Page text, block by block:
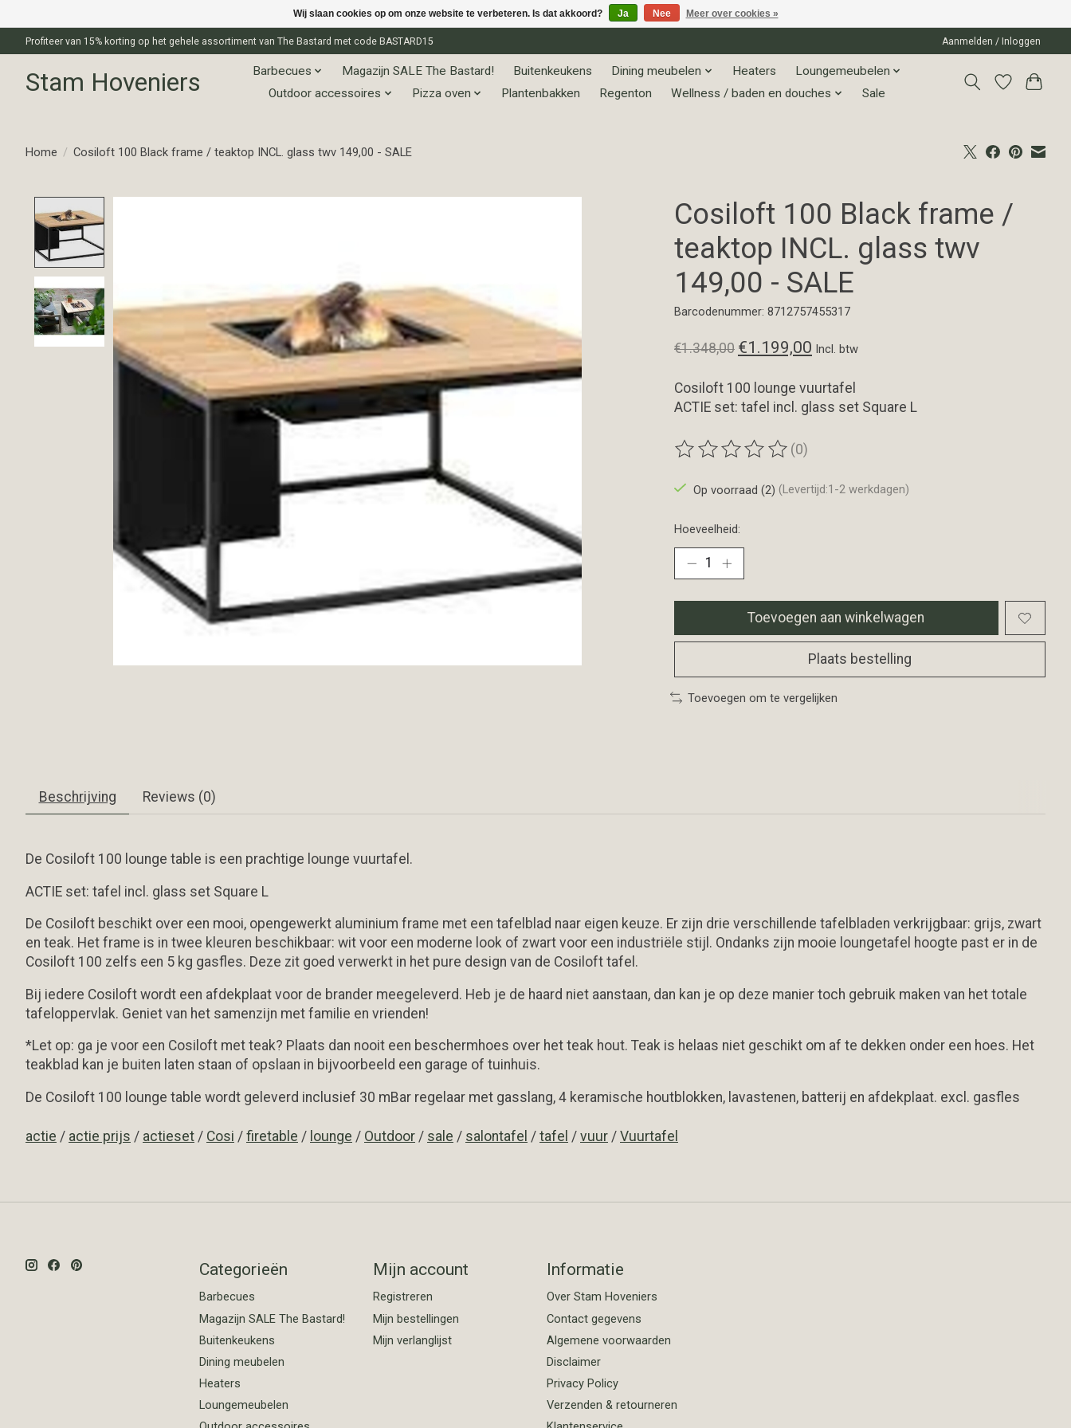
Profiteer van 15% korting op het gehele assortiment van The Bastard met code BASTARD15 Aanmelden / Inloggen
Stam Hoveniers Barbecues Magazijn SALE The Bastard! Buitenkeukens Dining meubelen Heaters
Loungemeubelen
Outdoor accessoires
Pizza oven Plantenbakken Regenton Wellness / baden en douches Sale
Home / Cosiloft 100 Black frame / teaktop INCL. glass twv 149,00 - SALE
Cosiloft 100 Black frame /
teaktop INCL. glass twv
149,00 - SALE
Barcodenummer: 8712757455317
€1.348,00 €1.199,00 Incl. btw
Cosiloft 100 lounge vuurtafel
ACTIE set: tafel incl. glass set Square L
De beoordeling van dit product is
(0)
Op voorraad (2) (Levertijd:1-2 werkdagen)
Hoeveelheid:
Toevoegen aan winkelwagen
Plaats bestelling
Toevoegen om te vergelijken
Beschrijving Reviews (0)
De Cosiloft 100 lounge table is een prachtige lounge vuurtafel.
ACTIE set: tafel incl. glass set Square L
De Cosiloft beschikt over een mooi, opengewerkt aluminium frame met een tafelblad naar eigen keuze. Er zijn drie verschillende tafelbladen verkrijgbaar: grijs, zwart
en teak. Het frame is in twee kleuren beschikbaar: wit voor een moderne look of zwart voor een industriële stijl. Ondanks zijn mooie loungetafel hoogte past er in de
Cosiloft 100 zelfs een 5 kg gasfles. Deze zit goed verwerkt in het pure design van de Cosiloft tafel.
Bij iedere Cosiloft wordt een afdekplaat voor de brander meegeleverd. Heb je de haard niet aanstaan, dan kan je op deze manier toch gebruik maken van het totale
tafeloppervlak. Geniet van het samenzijn met familie en vrienden!
*Let op: ga je voor een Cosiloft met teak? Plaats dan nooit een beschermhoes over het teak hout. Teak is helaas niet geschikt om af te dekken onder een hoes. Het
teakblad kan je buiten laten staan of opslaan in bijvoorbeeld een garage of tuinhuis.
De Cosiloft 100 lounge table wordt geleverd inclusief 30 mBar regelaar met gasslang, 4 keramische houtblokken, lavastenen, batterij en afdekplaat. excl. gasfles
actie / actie prijs / actieset / Cosi / firetable / lounge / Outdoor / sale / salontafel / tafel / vuur / Vuurtafel
Categorieën
Barbecues
Magazijn SALE The Bastard!
Buitenkeukens
Dining meubelen
Heaters
Loungemeubelen
Mijn account
Registreren
Mijn bestellingen
Mijn verlanglijst
Informatie
Over Stam Hoveniers
Contact gegevens
Algemene voorwaarden
Disclaimer
Privacy Policy
Verzenden & retourneren
Wij slaan cookies op om onze website te verbeteren. Is dat akkoord? Ja Nee Meer over cookies »